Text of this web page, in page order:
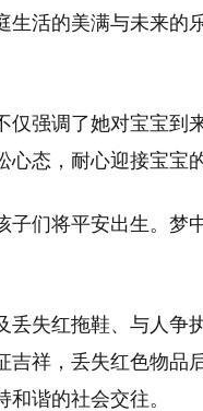
活的美满与未来的
仅强调了她对宝宝到
态，耐心迎接宝宝
们将平安出生。梦
丢失红拖鞋、与人争
祥，丢失红色物品
谐的社会交往。